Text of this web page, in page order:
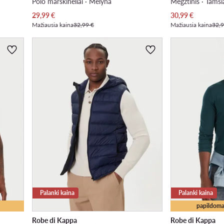
Dabartinė kaina
29,99€
Mažiausia kaina32,99 €
Dabartinė kaina
30,99€
Mažiausia kaina
Palanki kaina
Robe di Kappa
Palanki kaina
Robe di Kappa